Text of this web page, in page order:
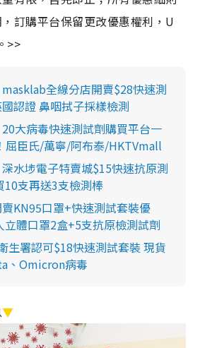
訂購平台保留更改優惠權利，U
>>
masklab全線分店開賣$28快速測
認證 鼻咽拭子採樣檢測
20大病毒快速測試劑購買平台一
屈臣氏/萬寧/阿布泰/HKTVmall
深水埗電子特賣城$15快速抗原測
10支再送3支檢測棒
KN95口罩+快速測試套裝優
立體口罩2盒+5支抗原檢測試劑
生署認可$18快速測試套裝 現貨
、Omicron病毒
▼